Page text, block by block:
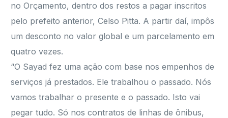
no Orçamento, dentro dos restos a pagar inscritos
pelo prefeito anterior, Celso Pitta. A partir daí, impôs
um desconto no valor global e um parcelamento em
quatro vezes.
“O Sayad fez uma ação com base nos empenhos de
serviços já prestados. Ele trabalhou o passado. Nós
vamos trabalhar o presente e o passado. Isto vai
pegar tudo. Só nos contratos de linhas de ônibus,